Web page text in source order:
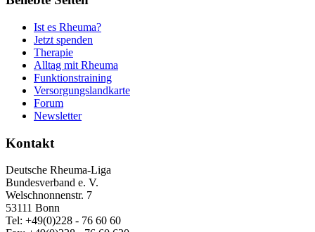
Ist es Rheuma?
Jetzt spenden
Therapie
Alltag mit Rheuma
Funktionstraining
Versorgungslandkarte
Forum
Newsletter
Kontakt
Deutsche Rheuma-Liga
Bundesverband e. V.
Welschnonnenstr. 7
53111 Bonn
Tel: +49(0)228 - 76 60 60